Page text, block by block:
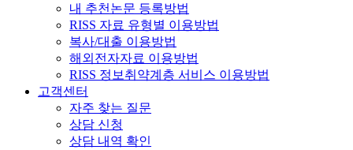
내 추천논문 등록방법
RISS 자료 유형별 이용방법
복사/대출 이용방법
해외전자자료 이용방법
RISS 정보취약계층 서비스 이용방법
고객센터
자주 찾는 질문
상담 신청
상담 내역 확인